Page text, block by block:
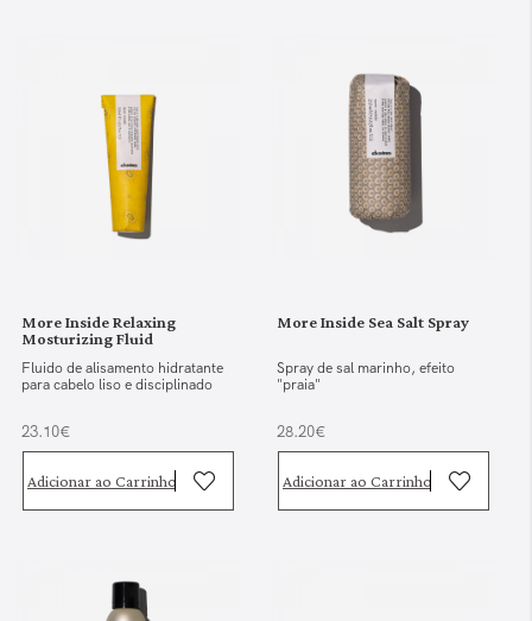
More Inside Relaxing
Mosturizing Fluid
Fluido de alisamento hidratante
para cabelo liso e disciplinado
23.10€
Adicionar ao Carrinho
More Inside Sea Salt Spray
Spray de sal marinho, efeito
"praia"
28.20€
Adicionar ao Carrinho